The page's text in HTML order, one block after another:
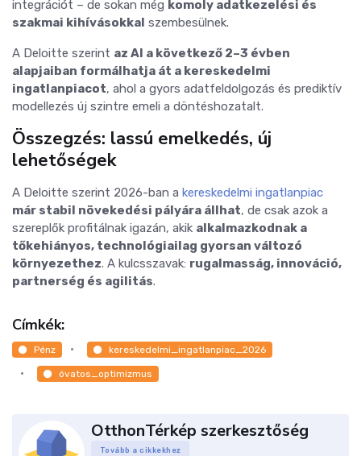
integrációt – de sokan még komoly adatkezelési és
szakmai kihívásokkal szembesülnek.
A Deloitte szerint az AI a következő 2–3 évben
alapjaiban formálhatja át a kereskedelmi
ingatlanpiacot, ahol a gyors adatfeldolgozás és prediktív
modellezés új szintre emeli a döntéshozatalt.
Összegzés: lassú emelkedés, új
lehetőségek
A Deloitte szerint 2026-ban a kereskedelmi ingatlanpiac
már stabil növekedési pályára állhat, de csak azok a
szereplők profitálnak igazán, akik alkalmazkodnak a
tőkehiányos, technológiailag gyorsan változó
környezethez. A kulcsszavak: rugalmasság, innováció,
partnerség és agilitás.
Címkék:
Pénz kereskedelmi_ingatlanpiac_2026
óvatos_optimizmus
OtthonTérkép szerkesztőség
Tovább a cikkekhez